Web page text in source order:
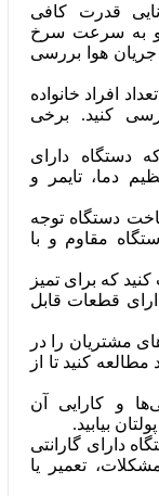
قدرت کافی
و به سرعت سرخ
جریان هوا بررسی
افراد خانواده
کنید. برخی
دستگاه دارای
دما، تایمر و
دستگاه توجه
مقاوم و با
که برای تمیز
قطعات قابل
مشتریان را در
کنید تا از
و کارایی آن
بیابید.
دارای گارانتی
تعمیر یا